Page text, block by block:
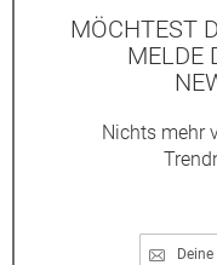
MÖCHTEST
MELDE
Nichts mehr